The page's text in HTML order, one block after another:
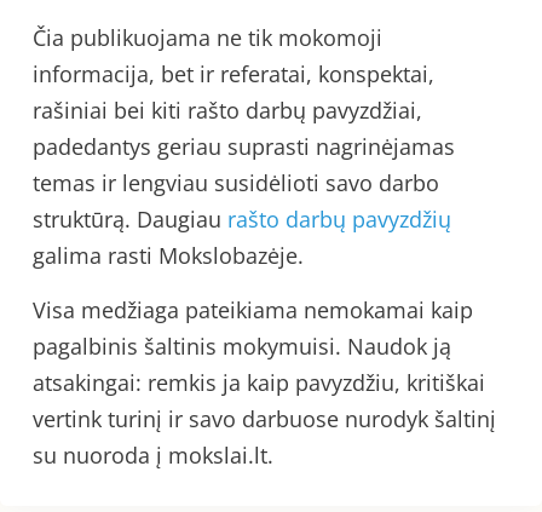
Čia publikuojama ne tik mokomoji
informacija, bet ir referatai, konspektai,
rašiniai bei kiti rašto darbų pavyzdžiai,
padedantys geriau suprasti nagrinėjamas
temas ir lengviau susidėlioti savo darbo
struktūrą. Daugiau rašto darbų pavyzdžių
galima rasti Mokslobazėje.
Visa medžiaga pateikiama nemokamai kaip
pagalbinis šaltinis mokymuisi. Naudok ją
atsakingai: remkis ja kaip pavyzdžiu, kritiškai
vertink turinį ir savo darbuose nurodyk šaltinį
su nuoroda į mokslai.lt.